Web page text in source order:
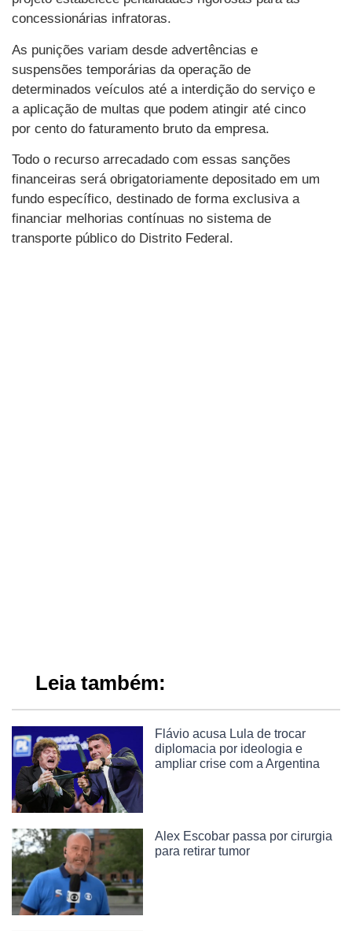
concessionárias infratoras.
As punições variam desde advertências e
suspensões temporárias da operação de
determinados veículos até a interdição do serviço e
a aplicação de multas que podem atingir até cinco
por cento do faturamento bruto da empresa.
Todo o recurso arrecadado com essas sanções
financeiras será obrigatoriamente depositado em um
fundo específico, destinado de forma exclusiva a
financiar melhorias contínuas no sistema de
transporte público do Distrito Federal.
Leia também:
Flávio acusa Lula de trocar
diplomacia por ideologia e
ampliar crise com a Argentina
Alex Escobar passa por cirurgia
para retirar tumor